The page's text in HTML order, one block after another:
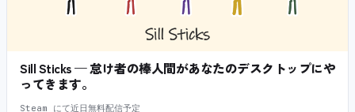
Sill Sticks — 怠け者の棒人間があなたのデスクトップにや
ってきます。
Steam にて近日無料配信予定